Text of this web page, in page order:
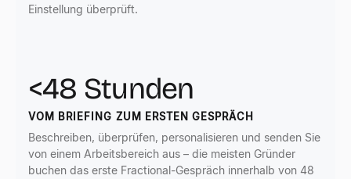
Einstellung überprüft.
<48 Stunden
VOM BRIEFING ZUM ERSTEN GESPRÄCH
Beschreiben, überprüfen, personalisieren und senden Sie
von einem Arbeitsbereich aus – die meisten Gründer
buchen das erste Fractional-Gespräch innerhalb von 48